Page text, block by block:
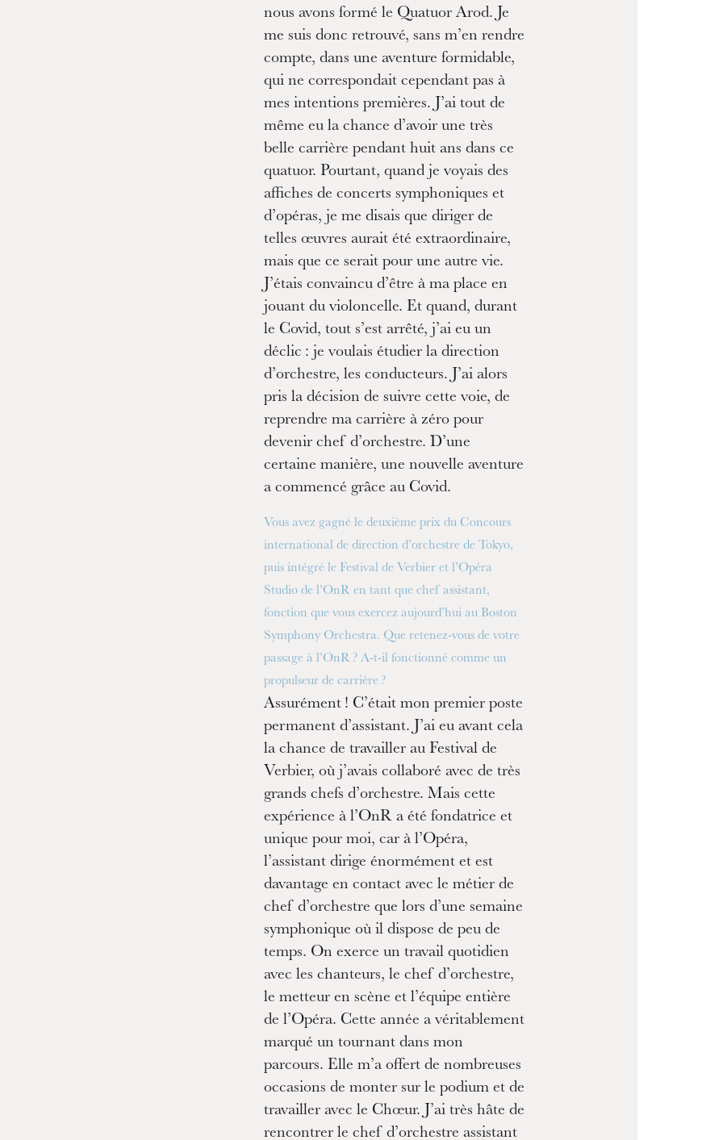
MERCREDI
19
nous avons formé le Quatuor Arod. Je
me suis donc retrouvé, sans m’en rendre
compte, dans une aventure formidable,
qui ne correspondait cependant pas à
mes intentions premières. J’ai tout de
même eu la chance d’avoir une très
belle carrière pendant huit ans dans ce
quatuor. Pourtant, quand je voyais des
affiches de concerts symphoniques et
d’opéras, je me disais que diriger de
telles œuvres aurait été extraordinaire,
mais que ce serait pour une autre vie.
J’étais convaincu d’être à ma place en
jouant du violoncelle. Et quand, durant
le Covid, tout s’est arrêté, j’ai eu un
déclic : je voulais étudier la direction
d’orchestre, les conducteurs. J’ai alors
pris la décision de suivre cette voie, de
reprendre ma carrière à zéro pour
devenir chef d’orchestre. D’une
certaine manière, une nouvelle aventure
a commencé grâce au Covid.
Vous avez gagné le deuxième prix du Concours
international de direction d’orchestre de Tokyo,
puis intégré le Festival de Verbier et l’Opéra
Studio de l’OnR en tant que chef assistant,
fonction que vous exercez aujourd’hui au Boston
Symphony Orchestra. Que retenez-vous de votre
passage à l’OnR ? A-t-il fonctionné comme un
propulseur de carrière ?
Assurément ! C’était mon premier poste
permanent d’assistant. J’ai eu avant cela
la chance de travailler au Festival de
Verbier, où j’avais collaboré avec de très
grands chefs d’orchestre. Mais cette
expérience à l’OnR a été fondatrice et
unique pour moi, car à l’Opéra,
l’assistant dirige énormément et est
davantage en contact avec le métier de
chef d’orchestre que lors d’une semaine
symphonique où il dispose de peu de
temps. On exerce un travail quotidien
avec les chanteurs, le chef d’orchestre,
le metteur en scène et l’équipe entière
de l’Opéra. Cette année a véritablement
marqué un tournant dans mon
parcours. Elle m’a offert de nombreuses
occasions de monter sur le podium et de
travailler avec le Chœur. J’ai très hâte de
rencontrer le chef d’orchestre assistant